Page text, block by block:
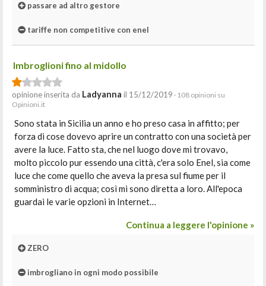
passare ad altro gestore
tariffe non competitive con enel
Imbroglioni fino al midollo
opinione inserita da Ladyanna il 15/12/2019 · 108 opinioni su
Opinioni.it
Sono stata in Sicilia un anno e ho preso casa in affitto; per
forza di cose dovevo aprire un contratto con una società per
avere la luce. Fatto sta, che nel luogo dove mi trovavo,
molto piccolo pur essendo una città, c'era solo Enel, sia come
luce che come quello che aveva la presa sul fiume per il
somministro di acqua; così mi sono diretta a loro. All'epoca
guardai le varie opzioni in Internet…
Continua a leggere l'opinione »
ZERO
imbrogliano in ogni modo possibile